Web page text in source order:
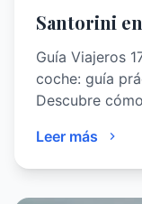
Santorini
Guía Viajeros
coche: guía
Descubre
Leer más